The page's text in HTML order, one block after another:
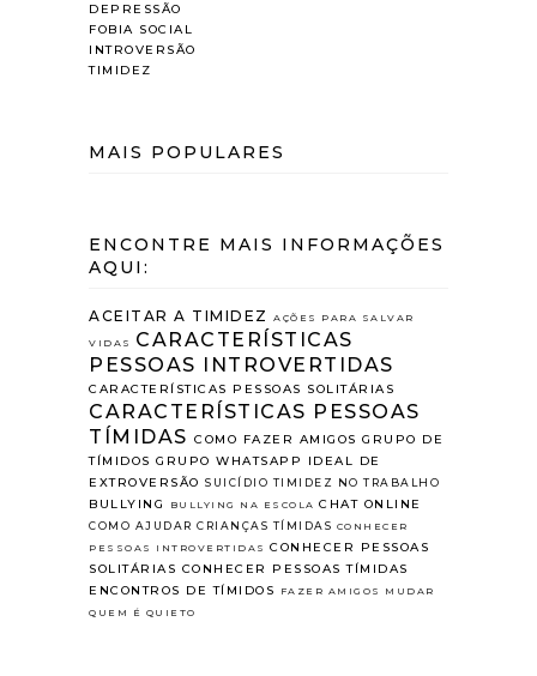
DEPRESSÃO
FOBIA SOCIAL
INTROVERSÃO
TIMIDEZ
MAIS POPULARES
ENCONTRE MAIS INFORMAÇÕES
AQUI:
ACEITAR A TIMIDEZ AÇÕES PARA SALVAR
VIDAS
CARACTERÍSTICAS
PESSOAS INTROVERTIDAS
CARACTERÍSTICAS PESSOAS SOLITÁRIAS
CARACTERÍSTICAS PESSOAS
TÍMIDAS COMO FAZER AMIGOS GRUPO DE
TÍMIDOS GRUPO WHATSAPP
IDEAL DE
EXTROVERSÃO SUICÍDIO TIMIDEZ NO TRABALHO
BULLYING BULLYING NA ESCOLA CHAT ONLINE
COMO AJUDAR CRIANÇAS TÍMIDAS CONHECER
PESSOAS INTROVERTIDAS CONHECER PESSOAS
SOLITÁRIAS CONHECER PESSOAS TÍMIDAS
ENCONTROS DE TÍMIDOS
FAZER AMIGOS
MUDAR
QUEM É QUIETO